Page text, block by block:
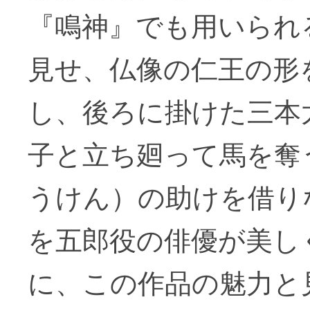
『鳴神』でも用いら
見せ、仏像の仁王の
し、後ろに掛けた三
子と立ち廻って馬を
うけん）の助けを借
を五郎役の俳優が美
に、この作品の魅力